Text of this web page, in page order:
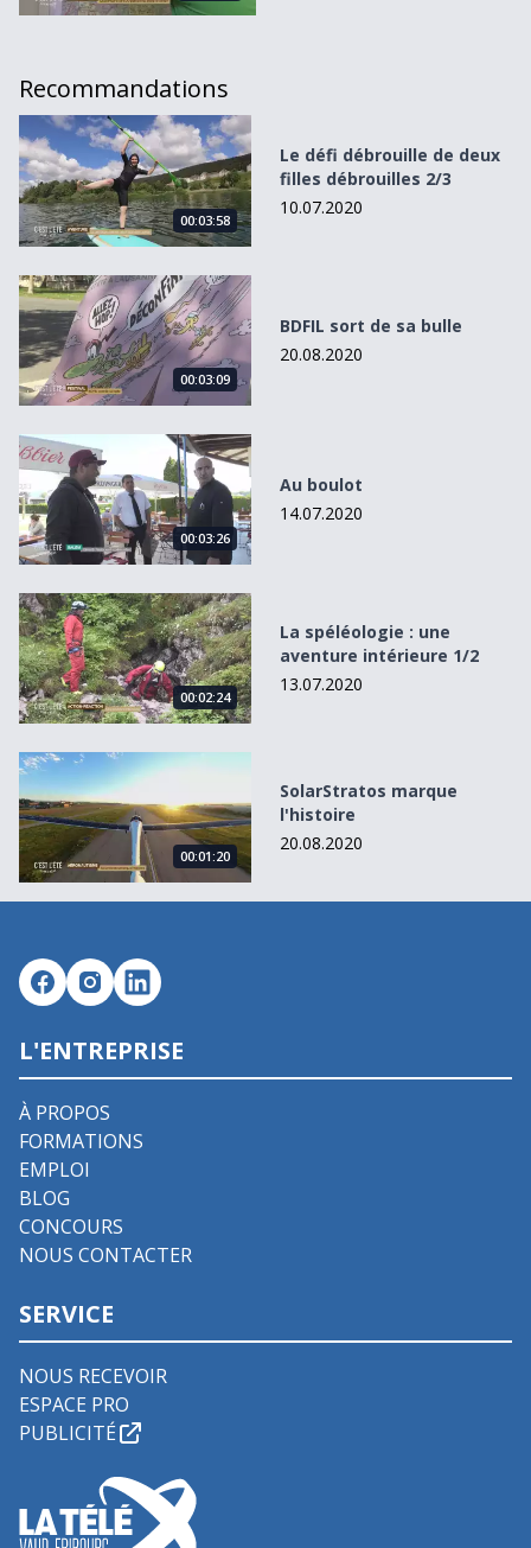
Recommandations
Le défi débrouille de deux filles débrouilles 2/3
00:03:58
Le défi débrouille de deux
filles débrouilles 2/3
10.07.2020
BDFIL sort de sa bulle
00:03:09
BDFIL sort de sa bulle
20.08.2020
Au boulot
00:03:26
Au boulot
14.07.2020
La spéléologie : une aventure intérieure 1/2
00:02:24
La spéléologie : une
aventure intérieure 1/2
13.07.2020
SolarStratos marque l&#039;histoire
00:01:20
SolarStratos marque
l'histoire
20.08.2020
L'ENTREPRISE
À PROPOS
FORMATIONS
EMPLOI
BLOG
CONCOURS
NOUS CONTACTER
SERVICE
NOUS RECEVOIR
ESPACE PRO
PUBLICITÉ